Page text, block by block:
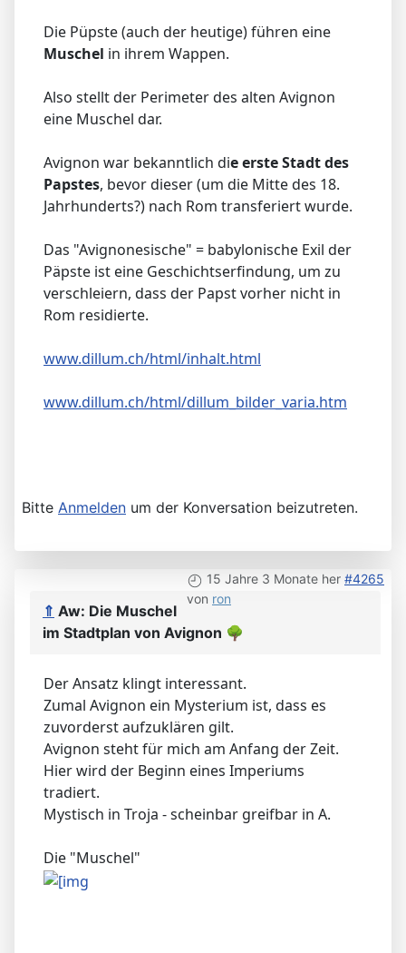
Die Püpste (auch der heutige) führen eine
Muschel in ihrem Wappen.
Also stellt der Perimeter des alten Avignon
eine Muschel dar.
Avignon war bekanntlich die erste Stadt des
Papstes, bevor dieser (um die Mitte des 18.
Jahrhunderts?) nach Rom transferiert wurde.
Das "Avignonesische" = babylonische Exil der
Päpste ist eine Geschichtserfindung, um zu
verschleiern, dass der Papst vorher nicht in
Rom residierte.
www.dillum.ch/html/inhalt.html
www.dillum.ch/html/dillum_bilder_varia.htm
Bitte Anmelden um der Konversation beizutreten.
15 Jahre 3 Monate her #4265
von ron
⇑ Aw: Die Muschel
im Stadtplan von Avignon 🌳
Der Ansatz klingt interessant.
Zumal Avignon ein Mysterium ist, dass es
zuvorderst aufzuklären gilt.
Avignon steht für mich am Anfang der Zeit.
Hier wird der Beginn eines Imperiums
tradiert.
Mystisch in Troja - scheinbar greifbar in A.
Die "Muschel"